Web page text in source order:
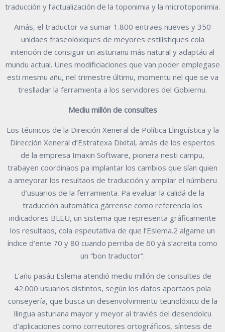
traducción y l’actualización de la toponimia y la microtoponimia.
Amás, el traductor va sumar 1.800 entraes nueves y 350
unidaes fraseolóxiques de meyores estilístiques cola
intención de consiguir un asturianu más natural y adaptáu al
mundu actual. Unes modificiaciones que van poder emplegase
esti mesmu añu, nel trimestre últimu, momentu nel que se va
treslladar la ferramienta a los servidores del Gobiernu.
Mediu millón de consultes
Los téunicos de la Direición Xeneral de Política Llingüística y la
Dirección Xeneral d’Estratexa Dixital, amás de los espertos
de la empresa Imaxin Software, pionera nesti campu,
trabayen coordinaos pa implantar los cambios que sían quien
a ameyorar los resultaos de traducción y ampliar el númberu
d’usuarios de la ferramienta. Pa evaluar la calidá de la
traducción automática gárrense como referencia los
indicadores BLEU, un sistema que representa gráficamente
los resultaos, cola espeutativa de que l’Eslema.2 algame un
índice d’ente 70 y 80 cuando perriba de 60 yá s’acreita como
un “bon traductor”.
L’añu pasáu Eslema atendió mediu millón de consultes de
42.000 usuarios distintos, según los datos aportaos pola
conseyería, que busca un desenvolvimientu teunolóxicu de la
llingua asturiana mayor y meyor al traviés del desendolcu
d’aplicaciones como correutores ortográficos, síntesis de